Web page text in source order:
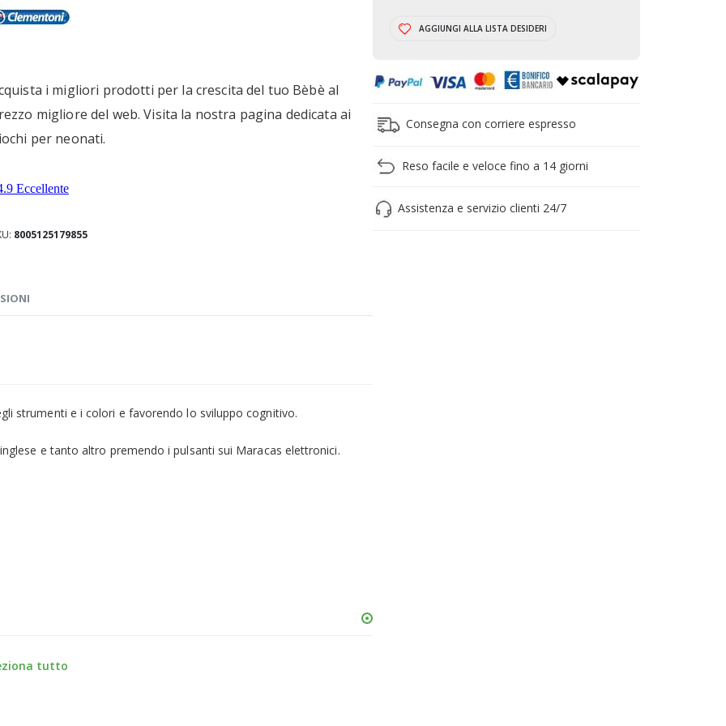
i migliori prodotti per la crescita del tuo Bèbè al
migliore del web. Visita la nostra pagina dedicata ai
per neonati.
8005125179855
strumenti e i colori e favorendo lo sviluppo cognitivo.
e tanto altro premendo i pulsanti sui Maracas elettronici.
tutto
AGGIUNGI ALLA LISTA DESIDERI
Consegna con corriere espresso
Reso facile e veloce fino a 14 giorni
Assistenza e servizio clienti 24/7